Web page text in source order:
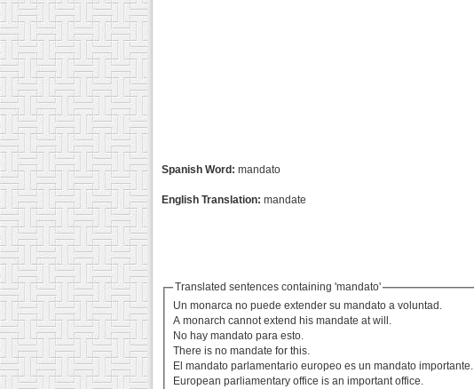
Spanish Word: mandato
English Translation: mandate
Translated sentences containing 'mandato'
Un monarca no puede extender su mandato a voluntad.
A monarch cannot extend his mandate at will.
No hay mandato para esto.
There is no mandate for this.
El mandato parlamentario europeo es un mandato importante.
European parliamentary office is an important office.